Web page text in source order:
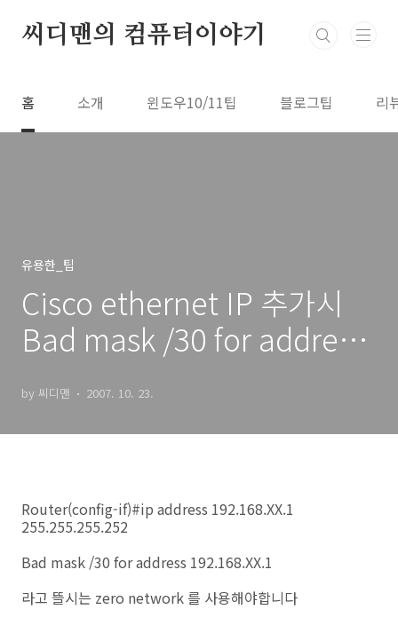
씨디맨의 컴퓨터이야기
홈 소개 윈도우10/11팁 블로그팁 리
유용한_팁
Cisco ethernet IP 추가시
Bad mask /30 for address
by 씨디맨 2007. 10. 23.
Router(config-if)#ip address 192.168.XX.1
255.255.255.252
Bad mask /30 for address 192.168.XX.1
라고 뜰시는 zero network 를 사용해야합니다